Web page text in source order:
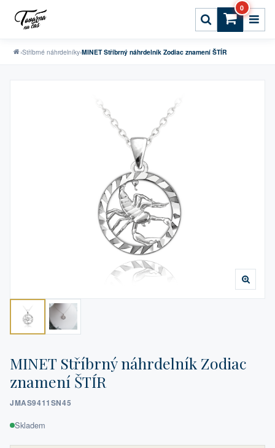
0
›Stříbrné náhrdelníky›MINET Stříbrný náhrdelník Zodiac znamení ŠTÍR
MINET Stříbrný náhrdelník Zodiac
znamení ŠTÍR
JMAS9411SN45
Skladem